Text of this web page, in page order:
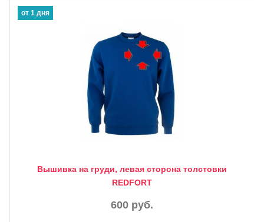
Вышивка на груди, левая сторона толстовки
REDFORT
600 руб.
от 1 дня